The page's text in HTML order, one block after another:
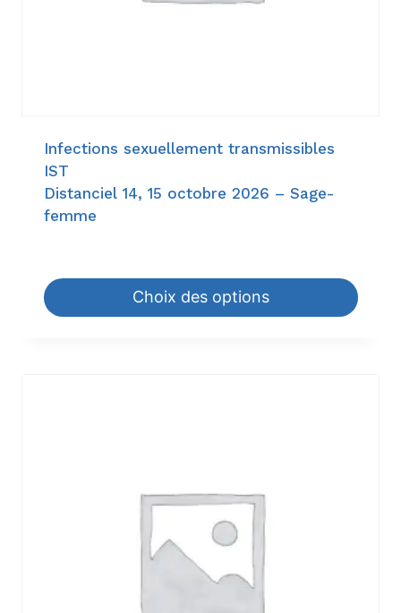
Infections sexuellement transmissibles
IST
Distanciel 14, 15 octobre 2026 – Sage-
femme
Choix des options